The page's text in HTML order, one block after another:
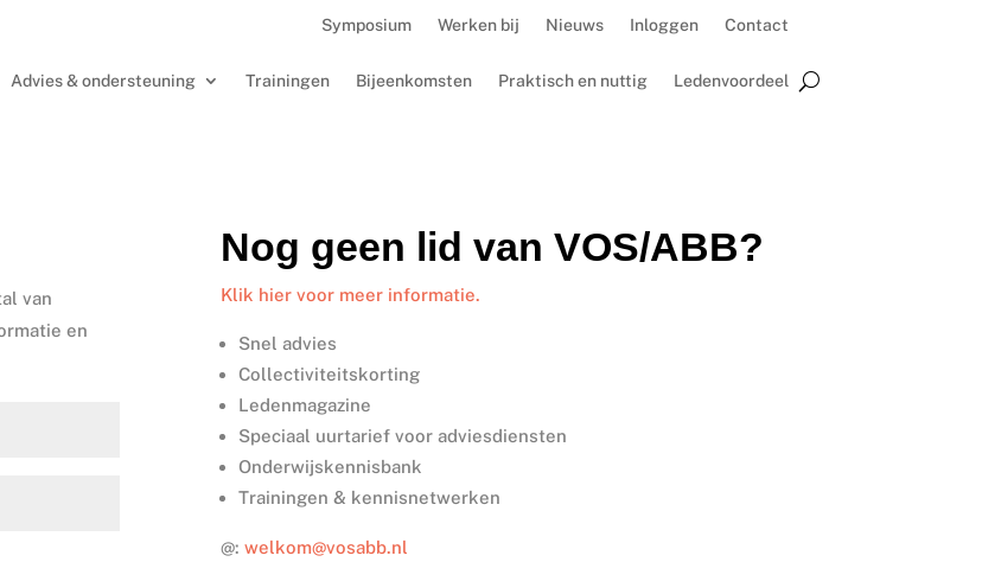
Symposium Werken bij Nieuws Inloggen Contact
Advies & ondersteuning Trainingen Bijeenkomsten Praktisch en nuttig Ledenvoordeel
van
en
Nog geen lid van VOS/ABB?
Klik hier voor meer informatie.
Snel advies
Collectiviteitskorting
Ledenmagazine
Speciaal uurtarief voor adviesdiensten
Onderwijskennisbank
Trainingen & kennisnetwerken
@: welkom@vosabb.nl